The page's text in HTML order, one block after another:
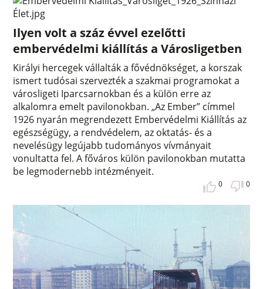
Ilyen volt a száz évvel ezelőtti
embervédelmi kiállítás a Városligetben
Királyi hercegek vállalták a fővédnökséget, a korszak
ismert tudósai szervezték a szakmai programokat a
városligeti Iparcsarnokban és a külön erre az
alkalomra emelt pavilonokban. „Az Ember” címmel
1926 nyarán megrendezett Embervédelmi Kiállítás az
egészségügy, a rendvédelem, az oktatás- és a
nevelésügy legújabb tudományos vívmányait
vonultatta fel. A főváros külön pavilonokban mutatta
be legmodernebb intézményeit.
0 0